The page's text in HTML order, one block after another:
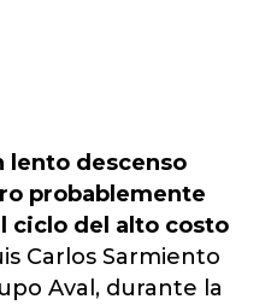
lento descenso
probablemente
ciclo del alto costo
Carlos Sarmiento
Aval, durante la